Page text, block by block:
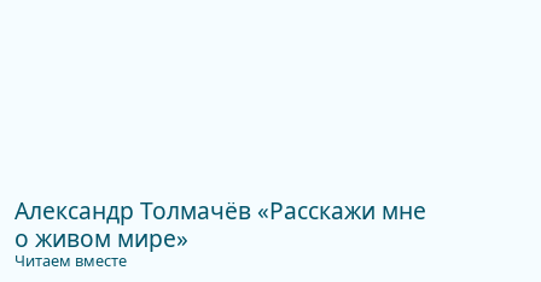
Александр Толмачёв «Расскажи мне
о живом мире»
Читаем вместе